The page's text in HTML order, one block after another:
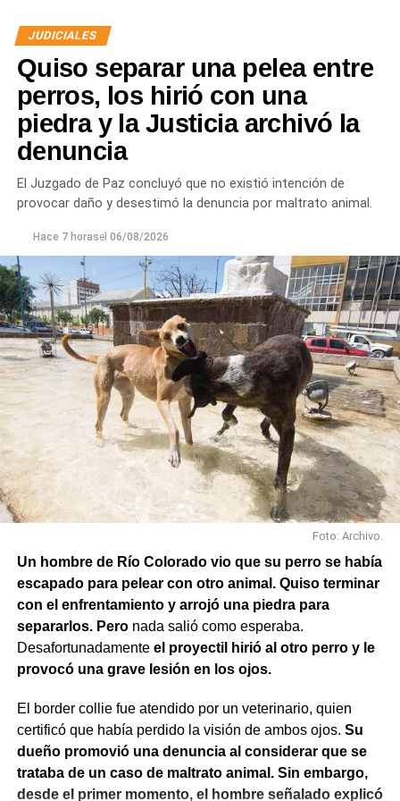
Desde Defensa Civil y Desarrollo Social se brindó
Noroeste, Quinta 25, Carlos Soria y Chacramonte,
donde se entregaron nylon, frazadas, colchones, leña
y alimentos.
En paralelo, las cuadrillas municipales realizaron la
limpieza de alcantarillas y sumideros en distintos
sectores de la ciudad, entre ellos Jujuy y Güemes;
Güemes entre Dr. Maradona y República del Líbano;
Carlos Gardel y Rochdale; Rochdale y Australia;
Rochdale y Jujuy; Yrigoyen y Mendoza; Yrigoyen y
Avenida Roca; y Chula Vista, casi San Juan.
También se efectuaron trabajos en Los Fresnos y Vintter;
Avenida Viterbori y Lago Mascardi; Avenida Roca y
Gadano; y Gadano al 846, donde se retiró una rejilla
dañada y se colocó una valla preventiva para evitar
JUDICIALES
Quiso separar una pelea entre
perros, los hirió con una
piedra y la Justicia archivó la
denuncia
El Juzgado de Paz concluyó que no existió intención de
provocar daño y desestimó la denuncia por maltrato animal.
Hace 7 horasel 06/08/2026
Foto: Archivo.
Un hombre de Río Colorado vio que su perro se había
escapado para pelear con otro animal. Quiso terminar
con el enfrentamiento y arrojó una piedra para
separarlos. Peronada salió como esperaba.
Desafortunadamente el proyectil hirió al otro perro y le
provocó una grave lesión en los ojos.
El border collie fue atendido por un veterinario, quien
certificó que había perdido la visión de ambos ojos. Su
dueño promovió una denuncia al considerar que se
trataba de un caso de maltrato animal. Sin embargo,
desde el primer momento, el hombre señalado explicó